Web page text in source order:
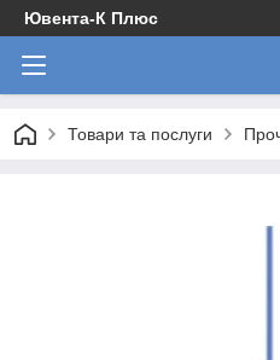
Ювента-К Плюс
Товари та послуги